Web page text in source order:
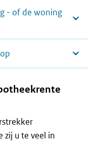
- of de woning
u te veel in